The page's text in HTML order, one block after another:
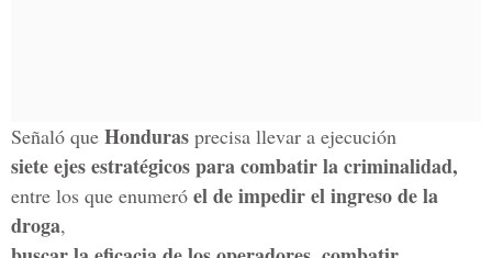
Señaló que Honduras precisa llevar a ejecución
siete ejes estratégicos para combatir la criminalidad,
entre los que enumeró el de impedir el ingreso de la
droga,